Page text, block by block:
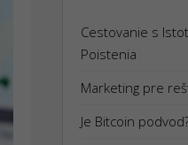
Cestovanie s
Poistenia
Marketing pre
Je Bitcoin